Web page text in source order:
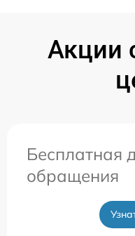
Акции
Бесплатная
обращения